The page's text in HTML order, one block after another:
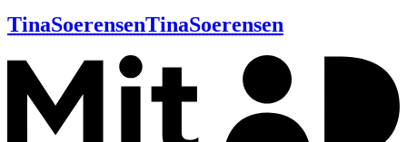
TinaSoerensenTinaSoerensen